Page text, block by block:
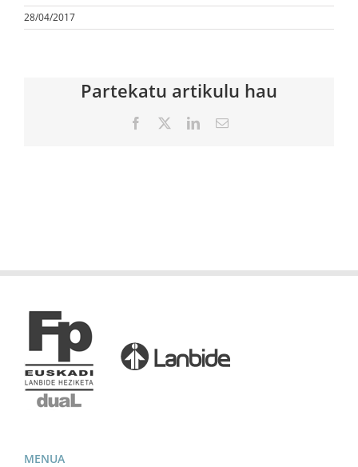
28/04/2017
Partekatu artikulu hau
Facebook LinkedInEmail
MENUA